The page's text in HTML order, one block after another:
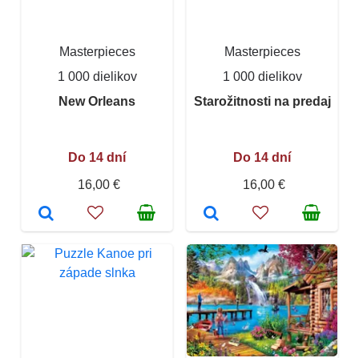
Masterpieces
1 000 dielikov
New Orleans
Do 14 dní
16,00 €
Masterpieces
1 000 dielikov
Starožitnosti na predaj
Do 14 dní
16,00 €